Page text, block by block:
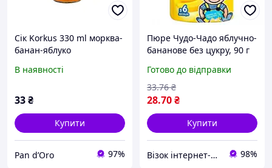
Сік Korkus 330 ml морква-
банан-яблуко
В наявності
33₴
Купити
Pan d’Oro 97%
Пюре Чудо-Чадо яблучно-
бананове без цукру, 90 г
Готово до відправки
28.70₴
33.76 ₴
Купити
Візок інтернет-магазин 98%